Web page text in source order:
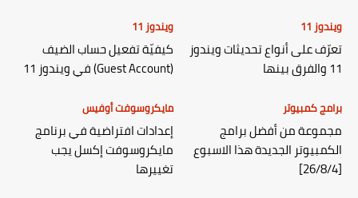
ويندوز 11
تعرّف على أنواع تحديثات ويندوز
11 والفرق بينها
ويندوز 11
كيفيّة تفعيل حساب الضيف
(Guest Account) في ويندوز 11
برامج كمبيوتر
مجموعة من أفضل برامج
الكمبيوتر الجديدة هذا الاسبوع
[26/8/4]
مايكروسوفت أوفيس
إعدادات افتراضية في برنامج
مايكروسوفت إكسل يجب
تغييرها